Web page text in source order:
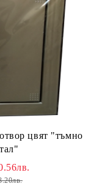
цвят "тъмно